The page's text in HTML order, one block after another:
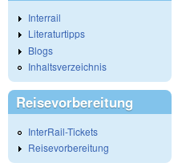
Interrail
Literaturtipps
Blogs
Inhaltsverzeichnis
Reisevorbereitung
InterRail-Tickets
Reisevorbereitung